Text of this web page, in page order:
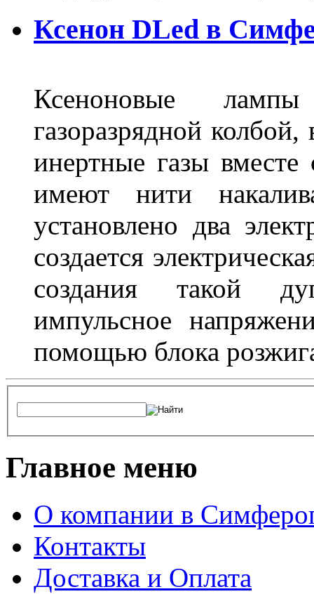
Ксенон DLed в
Ксеноновые
газоразрядной
инертные газы
имеют нити
установлено два
создается
создания такой
импульсное
помощью блока
Главное меню
О компании в
Контакты
Доставка и Оплата